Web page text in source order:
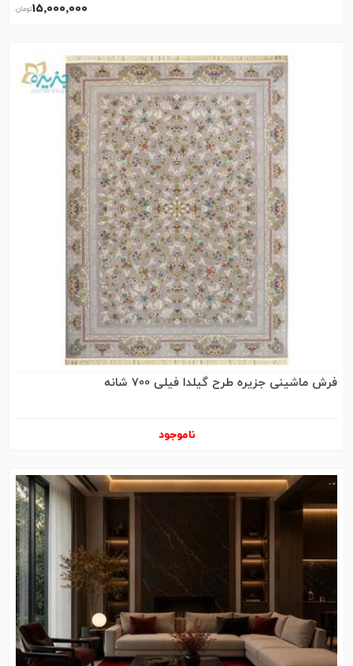
15٬000٬000
فرش ماشینی جزیره طرح گیلدا فیلی 700 شانه
ناموجود